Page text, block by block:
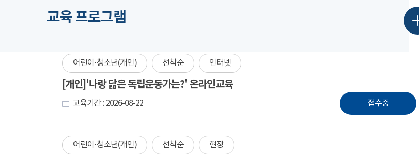
교육 프로그램
어린이·청소년(개인) 선착순 인터넷
[개인]'나랑 닮은 독립운동가는?' 온라인교육
교육기간 : 2026-08-22 접수중
어린이·청소년(개인) 선착순 현장